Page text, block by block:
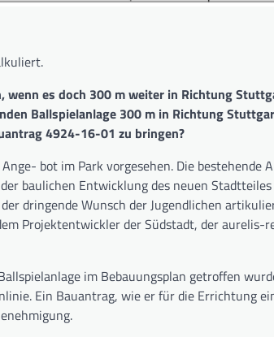
wenn es doch 300 m weiter in Richtung
Ballspielanlage 300 m in Richtung
4924-16-01 zu bringen?
bot im Park vorgesehen. Die bestehende
baulichen Entwicklung des neuen Stadtteiles
dringende Wunsch der Jugendlichen
Projektentwickler der Südstadt, der aurelis-
im Bebauungsplan getroffen
Ein Bauantrag, wie er für die Errichtung